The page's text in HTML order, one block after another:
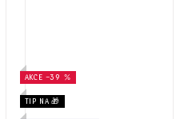
AKCE –39 %
TIP NA 🎁